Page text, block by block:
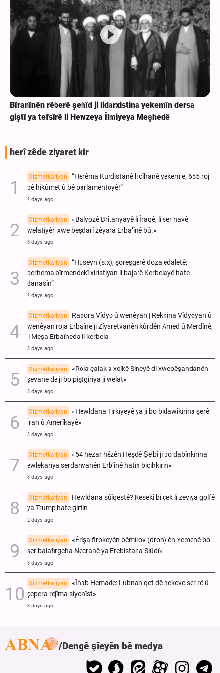
Ibn-ul-Riza: Teknolojiya xwecihî ya Îranê, ji hemû
sîstemên îtxalkirî yên li herêmê pêşketîtir e.
herî zêde ziyaret kir
Xizmetkariyan
“Herêma Kurdistanê li cîhanê yekem e; 655 roj
bê hikûmet û bê parlamentoyê!”
2 days ago
Xizmetkariyan
«Balyozê Brîtanyayê li Îraqê, li ser navê
welatiyên xwe beşdarî zêyara Erba’înê bû.»
3 days ago
Xizmetkariyan
“Huseyn (s.x), şoreşgerê doza edaletê;
berhema bîrmendekî xiristiyan li bajarê Kerbelayê hate
danasîn”
2 days ago
Xizmetkariyan
Rapora Vîdyo û wenêyan | Rekirina Vîdyoyan û
wenêyan roja Erbaîne ji Zîyaretvanên kûrdên Amed û Merdînê,
li Meşa Erbaîneda li kerbela
3 days ago
Xizmetkariyan
«Rola çalak a xelkê Sineyê di xwepêşandanên
şevane de ji bo piştgiriya ji welat»
3 days ago
Xizmetkariyan
«Hewldana Tirkiyeyê ya ji bo bidawîkirina şerê
Îran û Amerîkayê»
3 days ago
Xizmetkariyan
«54 hezar hêzên Heşdê Şe’bî ji bo dabînkirina
ewlekariya serdanvanên Erb’înê hatin bicihkirin»
3 days ago
Xizmetkariyan
Hewldana sûîqestê? Kesekî bi çek li zeviya golfê
ya Trump hate girtin
2 days ago
Xizmetkariyan
«Êrîşa firokeyên bêmirov (dron) ên Yemenê bo
ser balafirgeha Necranê ya Erebistana Siûdî»
3 days ago
Xizmetkariyan
«Îhab Hemade: Lubnan qet dê nekeve ser rê û
çepera rejîma siyonîst»
3 days ago
Dengê şîeyên bê medya